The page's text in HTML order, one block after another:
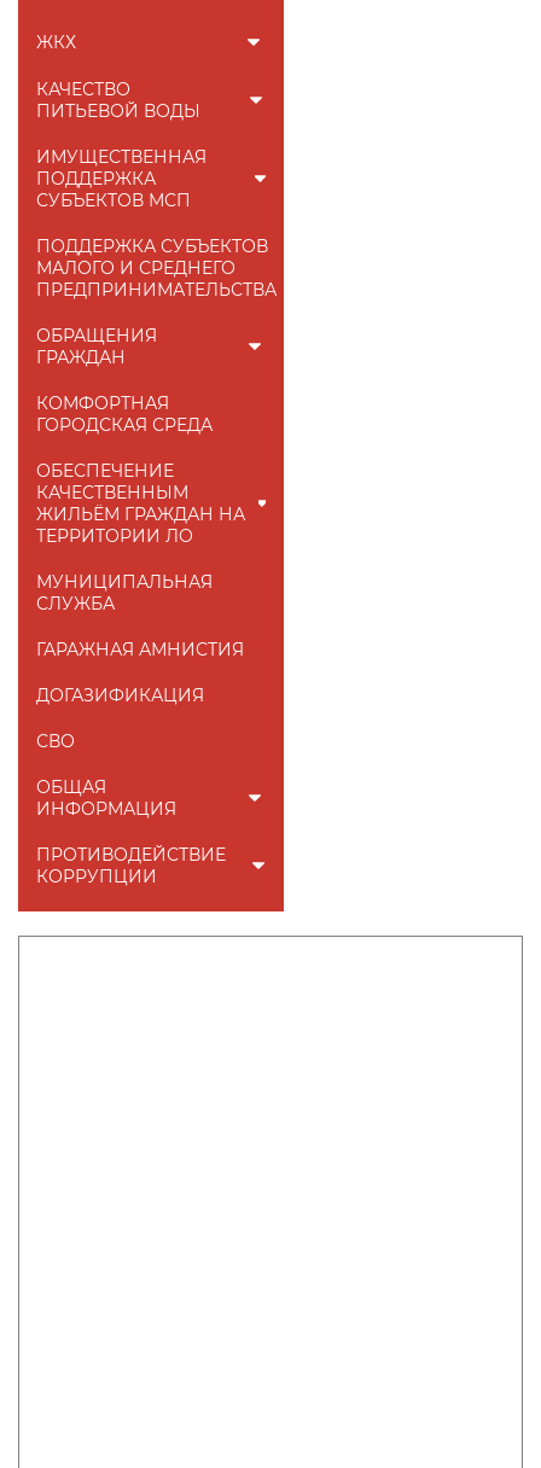
ЖКХ
КАЧЕСТВО
ПИТЬЕВОЙ ВОДЫ
ИМУЩЕСТВЕННАЯ
ПОДДЕРЖКА
СУБЪЕКТОВ МСП
ПОДДЕРЖКА СУБЪЕКТОВ
МАЛОГО И СРЕДНЕГО
ПРЕДПРИНИМАТЕЛЬСТВА
ОБРАЩЕНИЯ
ГРАЖДАН
КОМФОРТНАЯ
ГОРОДСКАЯ СРЕДА
ОБЕСПЕЧЕНИЕ
КАЧЕСТВЕННЫМ
ЖИЛЬЁМ ГРАЖДАН НА
ТЕРРИТОРИИ ЛО
МУНИЦИПАЛЬНАЯ
СЛУЖБА
ГАРАЖНАЯ АМНИСТИЯ
ДОГАЗИФИКАЦИЯ
СВО
ОБЩАЯ
ИНФОРМАЦИЯ
ПРОТИВОДЕЙСТВИЕ
КОРРУПЦИИ